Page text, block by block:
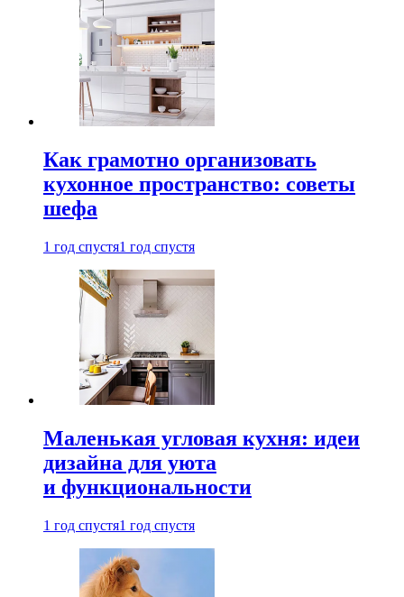
Как грамотно организовать
кухонное пространство: советы
шефа
1 год спустя1 год спустя
Маленькая угловая кухня: идеи
дизайна для уюта
и функциональности
1 год спустя1 год спустя